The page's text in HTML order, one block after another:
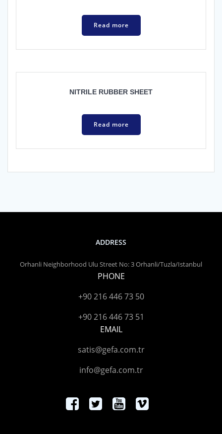
Read more
NITRILE RUBBER SHEET
Read more
ADDRESS
Orhanli Neighborhood Ulu Street No: 3 Orhanli/Tuzla/Istanbul
PHONE
+90 216 446 73 50
+90 216 446 73 51
EMAIL
satis@gefa.com.tr
info@gefa.com.tr